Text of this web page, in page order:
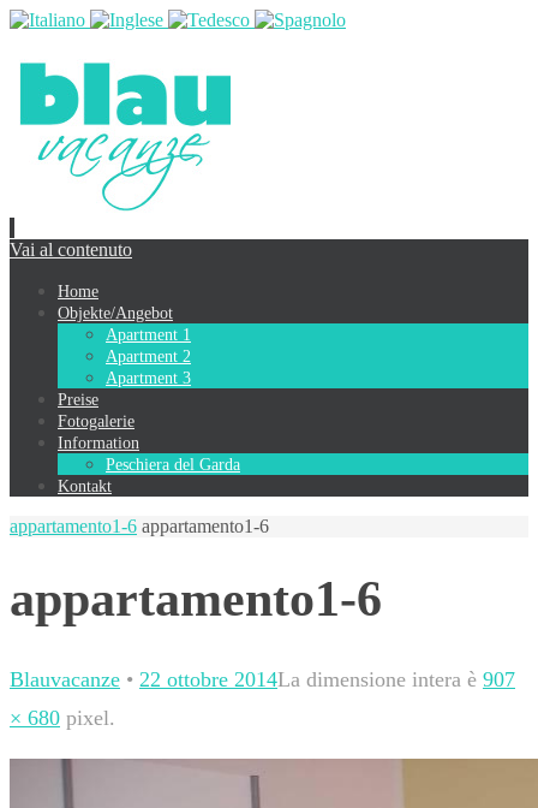
Vai al contenuto
Home
Objekte/Angebot
Apartment 1
Apartment 2
Apartment 3
Preise
Fotogalerie
Information
Peschiera del Garda
Kontakt
appartamento1-6 appartamento1-6
appartamento1-6
Blauvacanze • 22 ottobre 2014La dimensione intera è 907
× 680 pixel.